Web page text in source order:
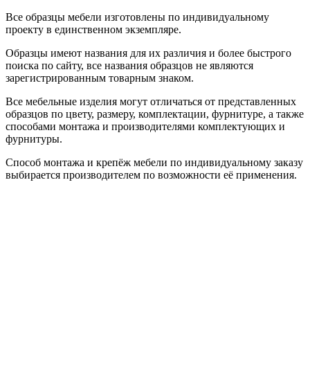
Все образцы мебели изготовлены по индивидуальному
проекту в единственном экземпляре.
Образцы имеют названия для их различия и более быстрого
поиска по сайту, все названия образцов не являются
зарегистрированным товарным знаком.
Все мебельные изделия могут отличаться от представленных
образцов по цвету, размеру, комплектации, фурнитуре, а также
способами монтажа и производителями комплектующих и
фурнитуры.
Способ монтажа и крепёж мебели по индивидуальному заказу
выбирается производителем по возможности её применения.